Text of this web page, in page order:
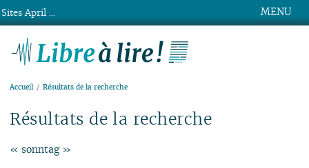
MENU
Accueil Résultats de la recherche
Résultats de la recherche
« sonntag »
Sites April ...